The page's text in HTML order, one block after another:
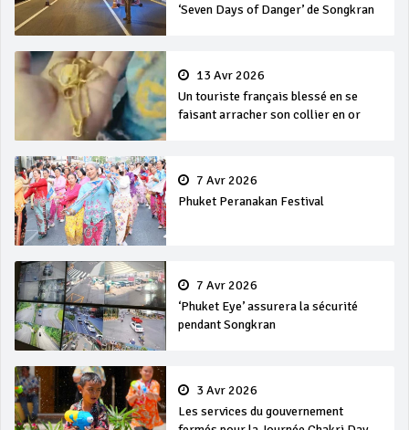
‘Seven Days of Danger’ de Songkran
13 Avr 2026
Un touriste français blessé en se
faisant arracher son collier en or
7 Avr 2026
Phuket Peranakan Festival
7 Avr 2026
‘Phuket Eye’ assurera la sécurité
pendant Songkran
3 Avr 2026
Les services du gouvernement